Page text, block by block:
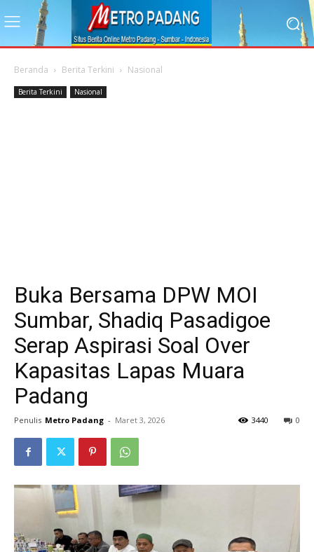
Beranda Berita Terkini Nasional
Berita Terkini Nasional
Buka Bersama DPW MOI
Sumbar, Shadiq Pasadigoe
Serap Aspirasi Soal Over
Kapasitas Lapas Muara
Padang
Penulis Metro Padang - Maret 3, 2026 0
3440